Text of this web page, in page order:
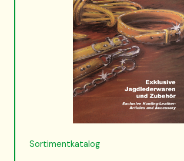
Sortimentkatalog